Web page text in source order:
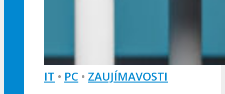
IT • PC • ZAUJÍMAVOSTI